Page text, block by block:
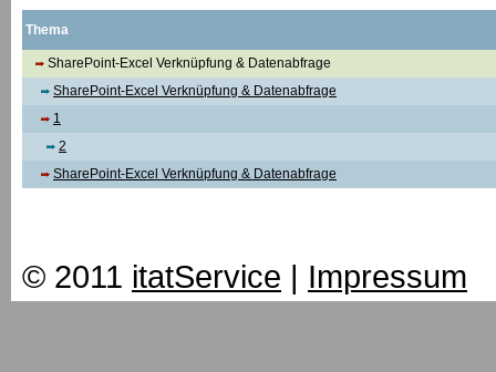
Thema
SharePoint-Excel Verknüpfung & Datenabfrage
SharePoint-Excel Verknüpfung & Datenabfrage
1
2
SharePoint-Excel Verknüpfung & Datenabfrage
© 2011 itatService | Impressum